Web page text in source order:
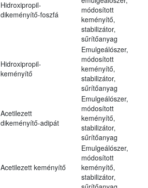
Hidroxipropil-
dikeményítő-foszfá
módosított
keményítő,
stabilizátor,
sűrítőanyag
Hidroxipropil-
keményítő
Emulgeálószer,
módosított
keményítő,
stabilizátor,
sűrítőanyag
Acetilezett
dikeményítő-adipát
Emulgeálószer,
módosított
keményítő,
stabilizátor,
sűrítőanyag
Acetilezett keményítő
Emulgeálószer,
módosított
keményítő,
stabilizátor,